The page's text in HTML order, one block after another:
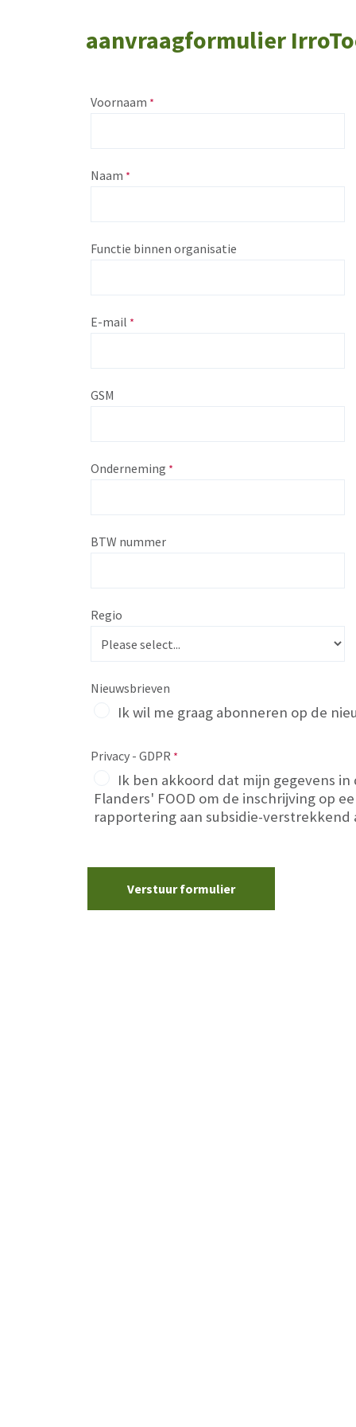
aanvraagformulier
Voornaam
Naam
Functie binnen organisatie
E-mail
GSM
Onderneming
BTW nummer
Regio
Nieuwsbrieven
Ik wil me graag abonneren op de
Privacy - GDPR
Ik ben akkoord dat mijn gegevens
Flanders' FOOD om de inschrijving op
rapportering aan subsidie-